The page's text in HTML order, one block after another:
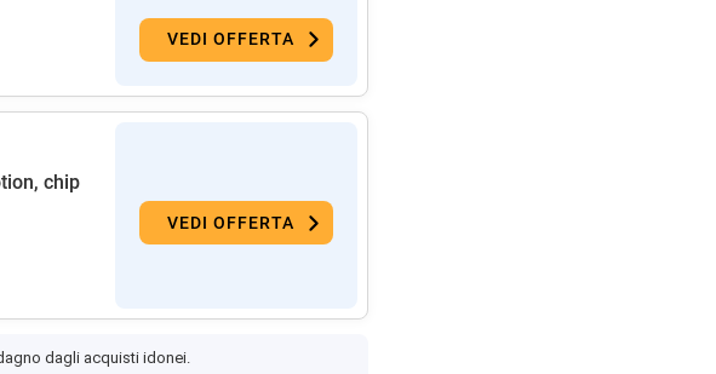
VEDI OFFERTA
chip
VEDI OFFERTA
dagli acquisti idonei.